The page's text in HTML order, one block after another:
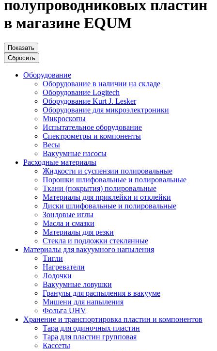
полупроводниковых пластин
в магазине EQUM
Показать
Сбросить
Оборудование
Оборудование в наличии на складе
Оборудование Logitech
Оборудование Kurt J. Lesker
Оборудование для микроэлектроники
Микроскопы
Испытательное оборудование
Спектрометры и компоненты
Весы
Вакуумные насосы
Расходные материалы
Жидкости и суспензии полировальные
Порошки шлифовальные и полировальные
Ткани (покрытия) полировальные
Материалы для приклейки и отклейки
Диски шлифовальные и полировальные
Зондовые иглы
Масла и смазки
Материалы для резки
Стекла и подложки стеклянные
Материалы для вакуумного напыления
Тигли
Нагреватели
Лодочки
Вакуумные ловушки
Гранулы для распыления в вакууме
Мишени для напыления
Фольга UHV
Хранение и транспортировка пластин и компонентов
Тара для одиночных пластин
Тара для пластин групповая
Кассеты